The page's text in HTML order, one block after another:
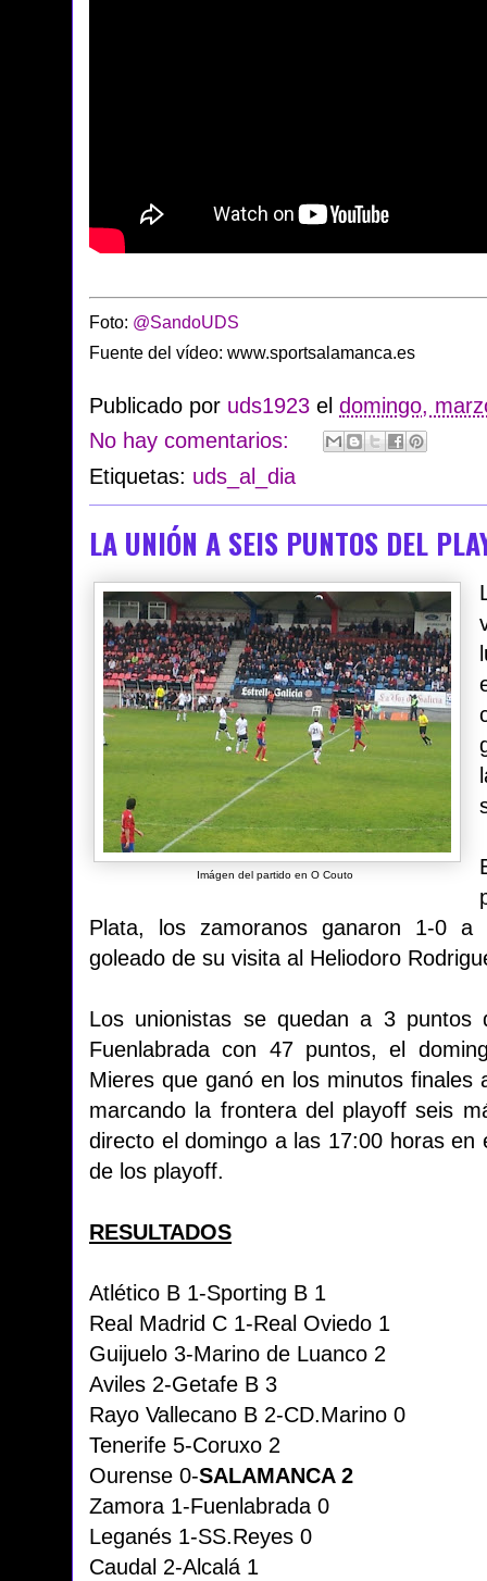
Foto: @SandoUDS
Fuente del vídeo: www.sportsalamanca.es
Publicado por uds1923 el domingo,
No hay comentarios:
Etiquetas: uds_al_dia
LA UNIÓN A SEIS PUNTOS DEL
Imágen del partido en O Couto
Plata, los zamoranos ganaron 1-0
goleado de su visita al Heliodoro
Los unionistas se quedan a 3
Fuenlabrada con 47 puntos, el
Mieres que ganó en los minutos
marcando la frontera del playoff seis
directo el domingo a las 17:00 horas en
de los playoff.
RESULTADOS
Atlético B 1-Sporting B 1
Real Madrid C 1-Real Oviedo 1
Guijuelo 3-Marino de Luanco 2
Aviles 2-Getafe B 3
Rayo Vallecano B 2-CD.Marino 0
Tenerife 5-Coruxo 2
Ourense 0-SALAMANCA 2
Zamora 1-Fuenlabrada 0
Leganés 1-SS.Reyes 0
Caudal 2-Alcalá 1